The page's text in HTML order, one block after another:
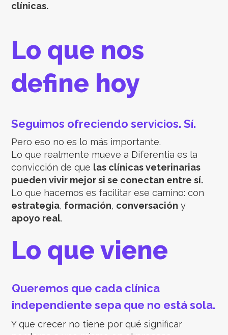
clínicas.
Lo que nos
define hoy
Seguimos ofreciendo servicios. Sí.
Pero eso no es lo más importante.
Lo que realmente mueve a Diferentia es la
convicción de que las clínicas veterinarias
pueden vivir mejor si se conectan entre sí.
Lo que hacemos es facilitar ese camino: con
estrategia, formación, conversación y
apoyo real.
Lo que viene
Queremos que cada clínica
independiente sepa que no está sola.
Y que crecer no tiene por qué significar